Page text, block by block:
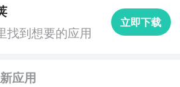
找到想要的应用
立即下载
应用